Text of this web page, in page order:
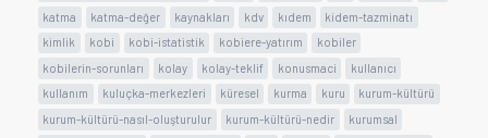
katma
katma-değer kaynakları kdv kıdem
kidem-tazminatı
kimlik
kobi kobi-istatistik kobiere-yatırım
kobiler
kobilerin-sorunları
kolay kolay-teklif konusmaci
kullanıcı
kullanım
kuluçka-merkezleri küresel kurma kuru
kurum-kültürü
kurum-kültürü-nasıl-oluşturulur
kurum-kültürü-nedir
kurumsal